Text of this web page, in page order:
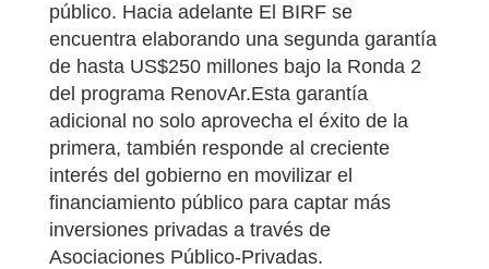
público. Hacia adelante El BIRF se
encuentra elaborando una segunda garantía
de hasta US$250 millones bajo la Ronda 2
del programa RenovAr.Esta garantía
adicional no solo aprovecha el éxito de la
primera, también responde al creciente
interés del gobierno en movilizar el
financiamiento público para captar más
inversiones privadas a través de
Asociaciones Público-Privadas.